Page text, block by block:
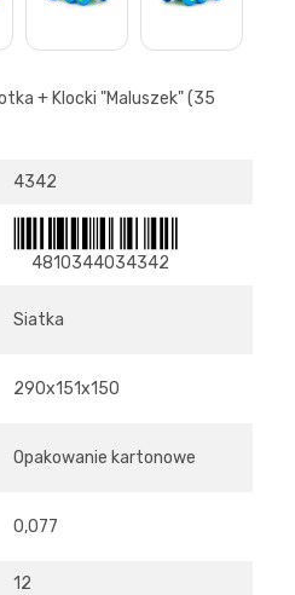
+ Klocki "Maluszek" (35
4342
4810344034342
Siatka
290х151х150
Opakowanie kartonowe
0,077
12